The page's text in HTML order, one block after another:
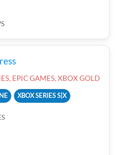
EPIC GAMES, XBOX GOLD
XBOX SERIES S|X